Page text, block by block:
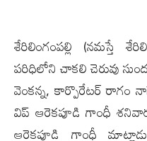
శేరిలింగంపల్లి (న‌మ‌స్తే
పరిధిలోని చాకలి చెరువు
వెంకన్న, కార్పొరేటర్ రాగం
విప్ ఆరెకపూడి గాంధీ
ఆరెకపూడి గాంధీ